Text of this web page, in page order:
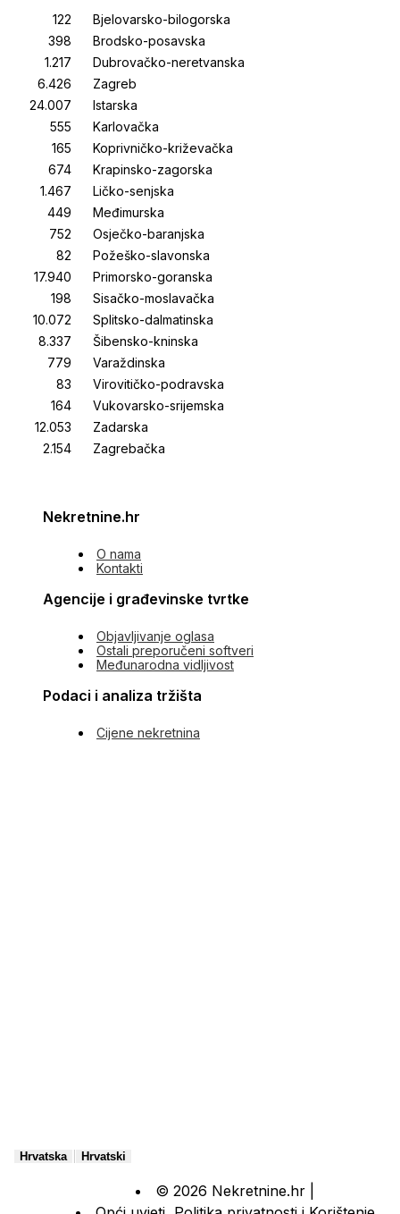
Bjelovarsko-bilogorska
Brodsko-posavska
Dubrovačko-neretvanska
Zagreb
Istarska
Karlovačka
Koprivničko-križevačka
Krapinsko-zagorska
Ličko-senjska
Međimurska
Osječko-baranjska
Požeško-slavonska
Primorsko-goranska
Sisačko-moslavačka
Splitsko-dalmatinska
Šibensko-kninska
Varaždinska
Virovitičko-podravska
Vukovarsko-srijemska
Zadarska
Zagrebačka
Nekretnine.hr
O nama
Kontakti
Agencije i građevinske tvrtke
Objavljivanje oglasa
Ostali preporučeni softveri
Međunarodna vidljivost
Podaci i analiza tržišta
Cijene nekretnina
Hrvatska Hrvatski
© 2026 Nekretnine.hr |